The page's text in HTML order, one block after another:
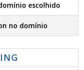
escolhido
no domínio